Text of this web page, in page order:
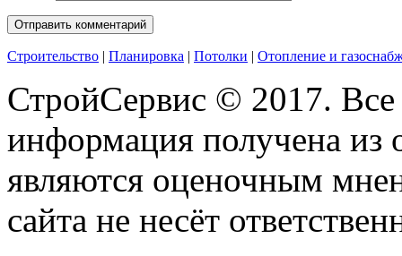
Строительство | Планировка | Потолки | Отопление и
СтройСервис © 2017.
информация получена из
являются оценочным
сайта не несёт